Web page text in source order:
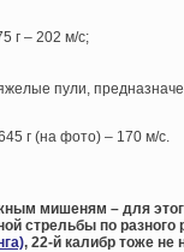
г – 202 м/с;
пули,
г (на фото) – 170 м/с.
мишеням – для
стрельбы по
, 22-й калибр тоже не